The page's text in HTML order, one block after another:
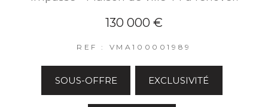
130 000 €
REF : VMA100001989
SOUS-OFFRE EXCLUSIVITÉ